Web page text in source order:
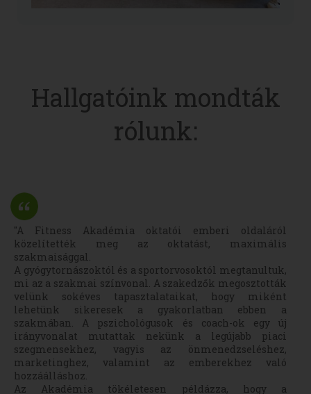
Hallgatóink mondták
rólunk:
"A Fitness Akadémia oktatói emberi oldaláról
közelítették meg az oktatást, maximális
szakmaisággal.
A gyógytornászoktól és a sportorvosoktól megtanultuk,
mi az a szakmai színvonal. A szakedzők megosztották
velünk sokéves tapasztalataikat, hogy miként
lehetünk sikeresek a gyakorlatban ebben a
szakmában. A pszichológusok és coach-ok egy új
irányvonalat mutattak nekünk a legújabb piaci
szegmensekhez, vagyis az önmenedzseléshez,
marketinghez, valamint az emberekhez való
hozzáálláshoz.
Az Akadémia tökéletesen példázza, hogy a